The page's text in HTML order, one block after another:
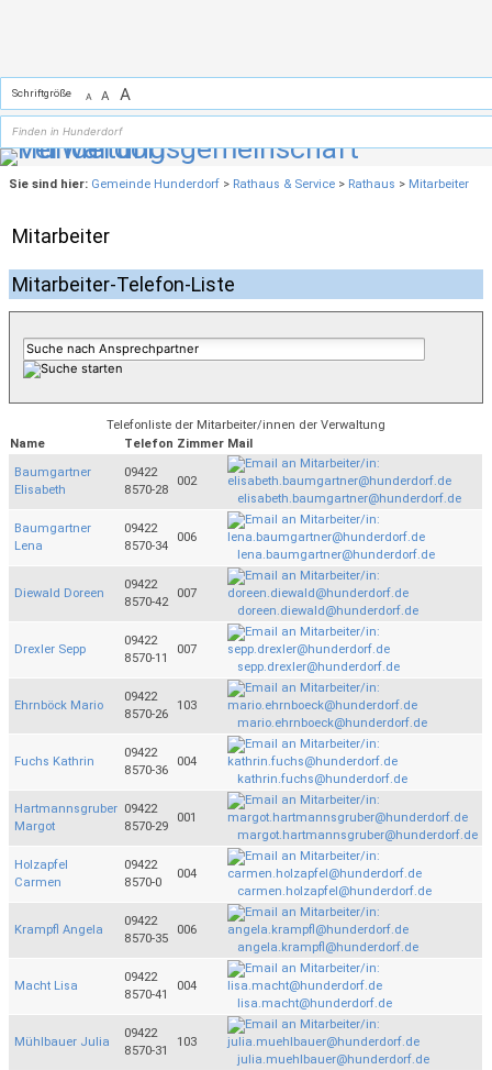
Schriftgröße A A A
Sie sind hier: Gemeinde Hunderdorf > Rathaus & Service > Rathaus > Mitarbeiter
Mitarbeiter
Mitarbeiter-Telefon-Liste
Telefonliste der Mitarbeiter/innen der Verwaltung
Name
Telefon Zimmer Mail
Baumgartner
Elisabeth
09422
8570-28
002
elisabeth.baumgartner@hunderdorf.de
Baumgartner
Lena
09422
8570-34
006
lena.baumgartner@hunderdorf.de
Diewald Doreen
09422
8570-42
007
doreen.diewald@hunderdorf.de
Drexler Sepp
09422
8570-11
007
sepp.drexler@hunderdorf.de
Ehrnböck Mario
09422
8570-26
103
mario.ehrnboeck@hunderdorf.de
Fuchs Kathrin
09422
8570-36
004
kathrin.fuchs@hunderdorf.de
Hartmannsgruber
Margot
09422
8570-29
001
margot.hartmannsgruber@hunderdorf.de
Holzapfel
Carmen
09422
8570-0
004
carmen.holzapfel@hunderdorf.de
Krampfl Angela
09422
8570-35
006
angela.krampfl@hunderdorf.de
Macht Lisa
09422
8570-41
004
lisa.macht@hunderdorf.de
Mühlbauer Julia
09422
8570-31
103
julia.muehlbauer@hunderdorf.de